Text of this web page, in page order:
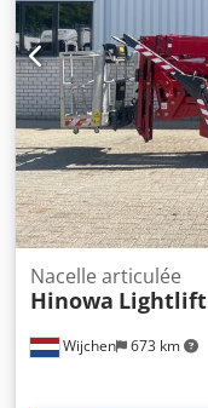
Wijchen 673 km
Nacelle articulée
Hinowa Lightlift